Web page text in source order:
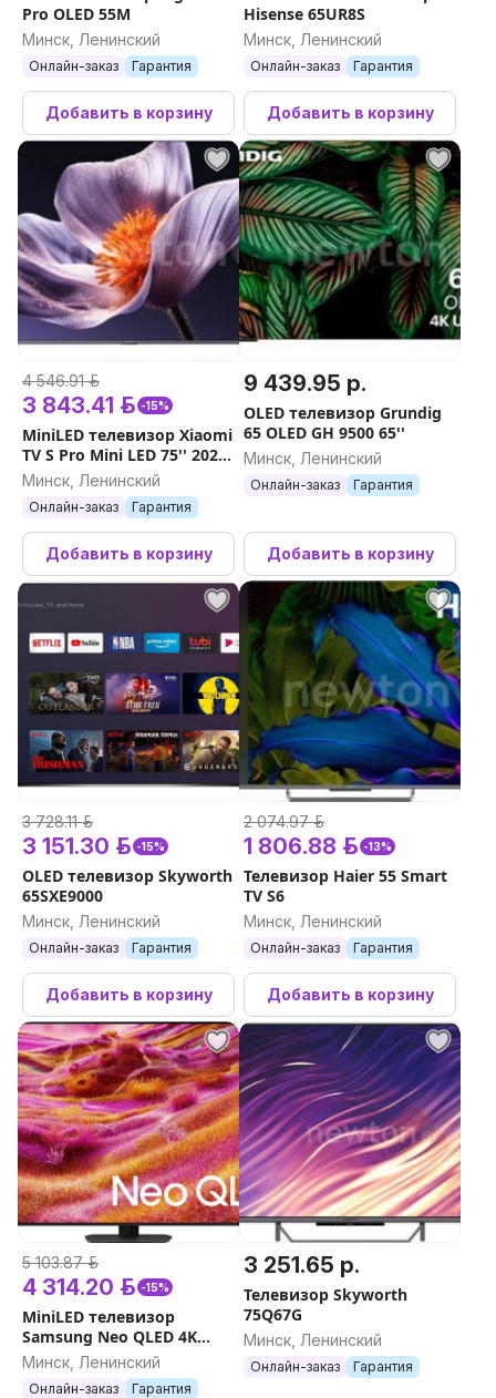
Pro OLED 55M
Минск, Ленинский
Онлайн-заказ Гарантия
Добавить в корзину
Hisense 65UR8S
Минск, Ленинский
Онлайн-заказ Гарантия
Добавить в корзину
4 546.91 р.
3 843.41 р. -15%
MiniLED телевизор Xiaomi
TV S Pro Mini LED 75'' 2026
L75MB-SRU
(международная версия)
Минск, Ленинский
Онлайн-заказ Гарантия
Добавить в корзину
9 439.95 р.
OLED телевизор Grundig
65 OLED GH 9500 65''
Минск, Ленинский
Онлайн-заказ Гарантия
Добавить в корзину
3 728.11 р.
3 151.30 р. -15%
OLED телевизор Skyworth
65SXE9000
Минск, Ленинский
Онлайн-заказ Гарантия
Добавить в корзину
2 074.97 р.
1 806.88 р. -13%
Телевизор Haier 55 Smart
TV S6
Минск, Ленинский
Онлайн-заказ Гарантия
Добавить в корзину
5 103.87 р.
4 314.20 р. -15%
MiniLED телевизор
Samsung Neo QLED 4K
QN90F AI
QE55QN90FAUXRU
Минск, Ленинский
Онлайн-заказ Гарантия
3 251.65 р.
Телевизор Skyworth
75Q67G
Минск, Ленинский
Онлайн-заказ Гарантия